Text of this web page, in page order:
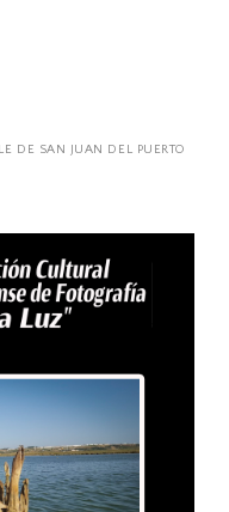
DE SAN JUAN DEL PUERTO